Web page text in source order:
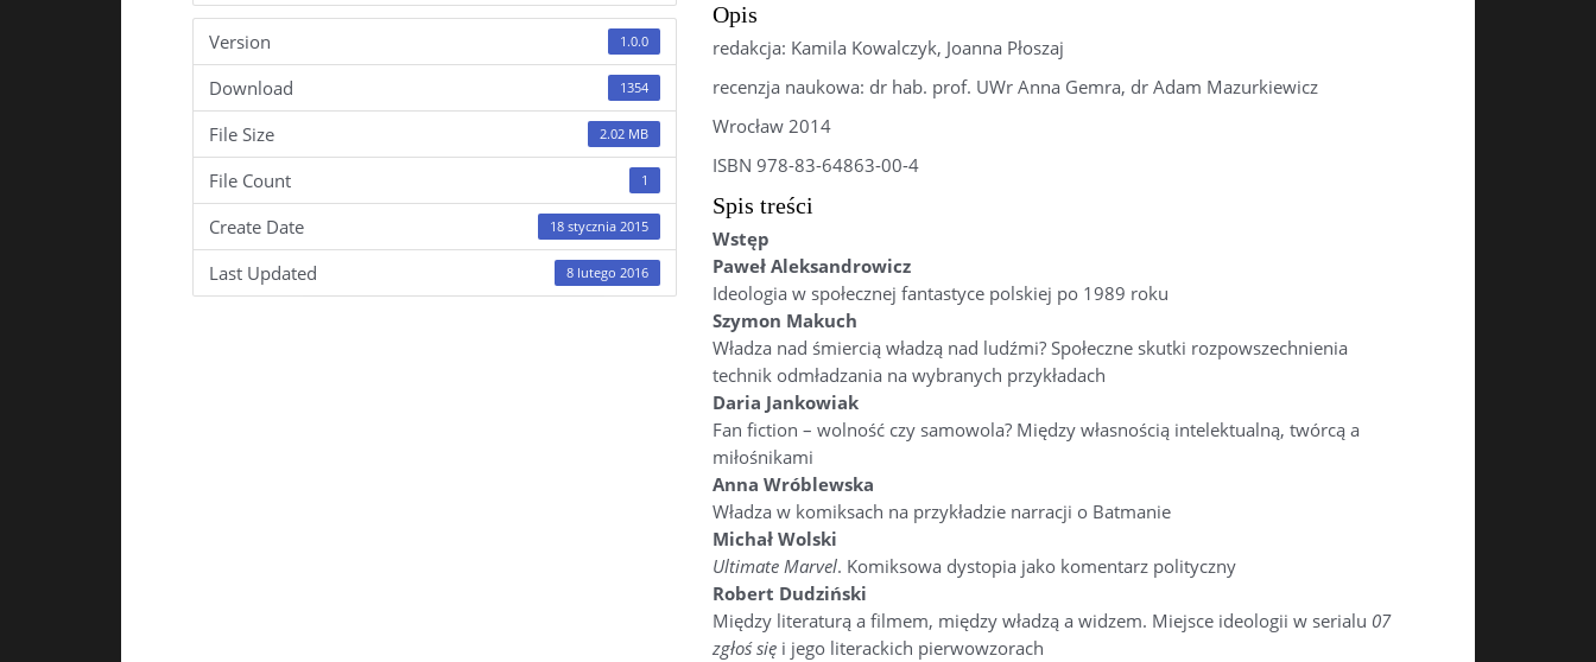
Version 1.0.0
Download 1354
File Size 2.02 MB
File Count 1
Create Date 18 stycznia 2015
Last Updated 8 lutego 2016
Opis
redakcja: Kamila Kowalczyk, Joanna Płoszaj
recenzja naukowa: dr hab. prof. UWr Anna Gemra, dr Adam Mazurkiewicz
Wrocław 2014
ISBN 978-83-64863-00-4
Spis treści
Wstęp
Paweł Aleksandrowicz
Ideologia w społecznej fantastyce polskiej po 1989 roku
Szymon Makuch
Władza nad śmiercią władzą nad ludźmi? Społeczne skutki rozpowszechnienia
technik odmładzania na wybranych przykładach
Daria Jankowiak
Fan fiction – wolność czy samowola? Między własnością intelektualną, twórcą a
miłośnikami
Anna Wróblewska
Władza w komiksach na przykładzie narracji o Batmanie
Michał Wolski
Ultimate Marvel. Komiksowa dystopia jako komentarz polityczny
Robert Dudziński
Między literaturą a filmem, między władzą a widzem. Miejsce ideologii w serialu 07
zgłoś sięi jego literackich pierwowzorach